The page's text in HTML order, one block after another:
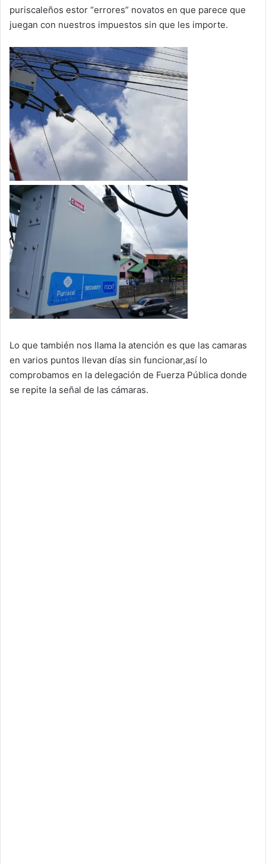
puriscaleños estor “errores” novatos en que parece que
juegan con nuestros impuestos sin que les importe.
Lo que también nos llama la atención es que las camaras
en varios puntos llevan días sin funcionar,así lo
comprobamos en la delegación de Fuerza Pública donde
se repite la señal de las cámaras.